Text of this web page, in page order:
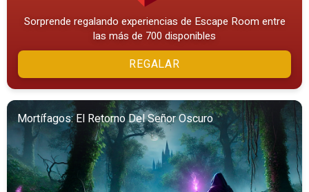
Sorprende regalando experiencias de Escape Room entre
las más de 700 disponibles
REGALAR
Mortífagos: El Retorno Del Señor Oscuro